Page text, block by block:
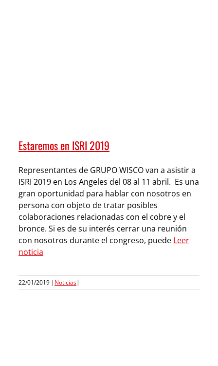
Estaremos en ISRI 2019
Representantes de GRUPO WISCO van a asistir a
ISRI 2019 en Los Angeles del 08 al 11 abril. Es una
gran oportunidad para hablar con nosotros en
persona con objeto de tratar posibles
colaboraciones relacionadas con el cobre y el
bronce. Si es de su interés cerrar una reunión
con nosotros durante el congreso, puede Leer
noticia
22/01/2019 | Noticias|